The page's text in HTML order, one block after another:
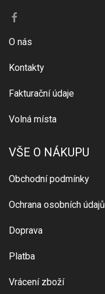
O nás
Kontakty
Fakturační údaje
Volná místa
VŠE O NÁKUPU
Obchodní podmínky
Ochrana osobních údajů
Doprava
Platba
Vrácení zboží